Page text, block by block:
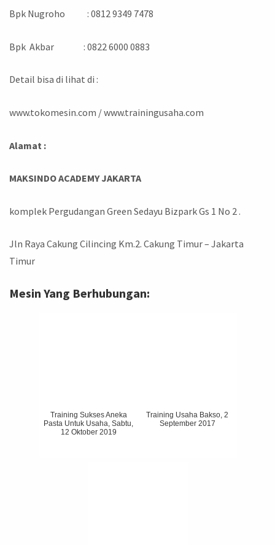
Bpk Nugroho : 0812 9349 7478
Bpk Akbar : 0822 6000 0883
Detail bisa di lihat di :
www.tokomesin.com / www.trainingusaha.com
Alamat :
MAKSINDO ACADEMY JAKARTA
komplek Pergudangan Green Sedayu Bizpark Gs 1 No 2 .
Jln Raya Cakung Cilincing Km.2. Cakung Timur – Jakarta
Timur
Mesin Yang Berhubungan:
Training Sukses Aneka
Pasta Untuk Usaha, Sabtu,
12 Oktober 2019
Training Usaha Bakso, 2
September 2017